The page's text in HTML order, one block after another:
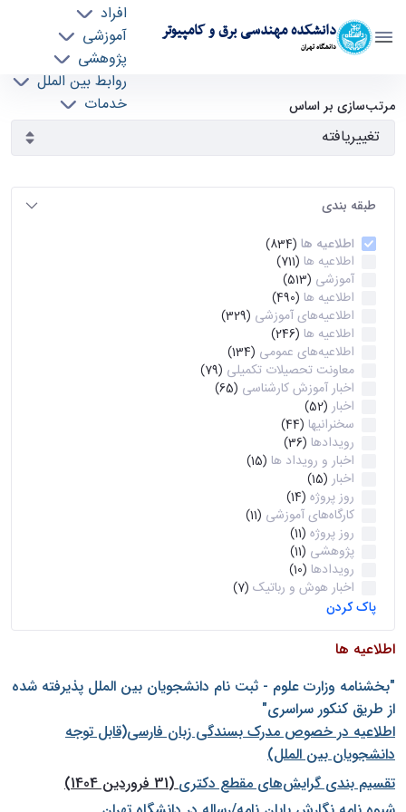
دانشکده مهندسی برق و کامپیوتر
دانشگاه تهران
افراد
آموزشی
پژوهشی
روابط بین الملل
خدمات
آرشیو اطلاعیه ها - ece- دانشکده مهندسی برق و
کامپیوتر
مرتب‌سازی بر اساس
طبقه بندی
اطلاعیه ها (834)
اطلاعیه ها (711)
آموزشی (513)
اطلاعیه ها (490)
اطلاعیه‌های‌ آموزشی (329)
اطلاعیه ها (246)
اطلاعیه‌های عمومی (134)
معاونت تحصیلات تکمیلی (79)
اخبار آموزش کارشناسی (65)
اخبار (52)
سخنرانیها (44)
رویدادها (36)
اخبار و رویداد ها (15)
اخبار (15)
روز پروژه (14)
کارگاه‌های آموزشی (11)
روز پروژه (11)
پژوهشی (11)
رویدادها (10)
اخبار هوش و رباتیک (7)
پاک کردن
اطلاعیه ها
"بخشنامه وزارت علوم - ثبت نام دانشجويان بين الملل پذيرفته شده
از طريق كنكور سراسری"
اطلاعیه در خصوص مدرک بسندگی زبان فارسی(قابل توجه
دانشجویان بین الملل)
تقسیم بندی گرایش‌های مقطع دکتری(31 فروردین 1404)